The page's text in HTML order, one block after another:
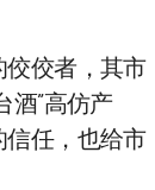
佼者，其市
酒”高仿产
任，也给市